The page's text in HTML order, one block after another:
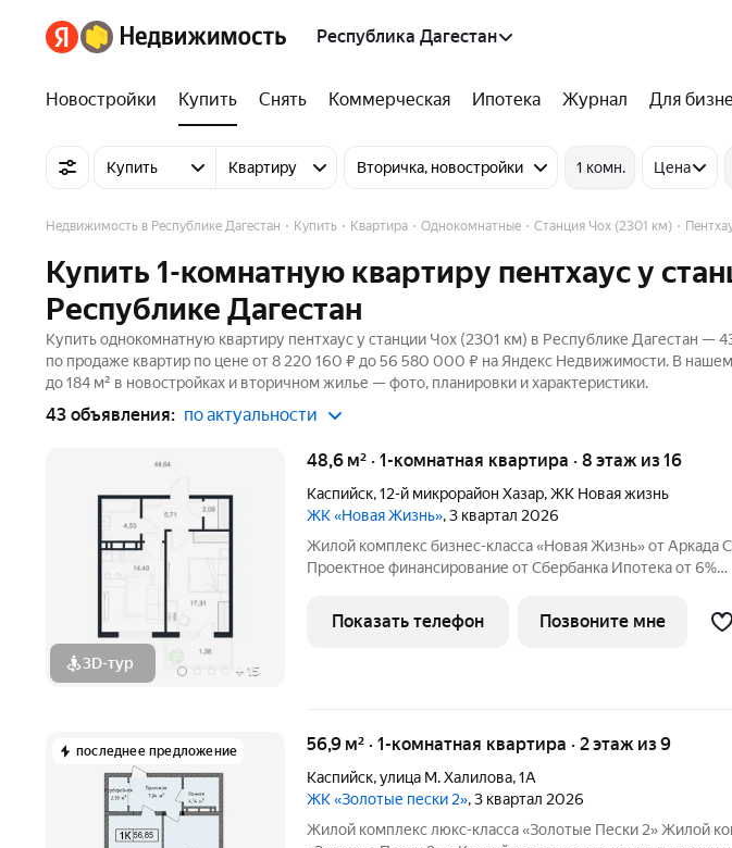
Республика Дагестан
Новостройки Купить Снять Коммерческая Ипотека Журнал Для
Купить Квартиру Вторичка, новостройки 1 комн. Цена
Недвижимость в Республике Дагестан Купить Квартира Однокомнатные Станция Чох (2301 км)
Купить 1-комнатную квартиру пентхаус у
Республике Дагестан
Купить однокомнатную квартиру пентхаус у станции Чох (2301 км) в Республике Дагестан —
по продаже квартир по цене от 8 220 160 ₽ до 56 580 000 ₽ на Яндекс Недвижимости. В
до 184 м² в новостройках и вторичном жилье — фото, планировки и характеристики.
43 объявления: по актуальности
3D-тур + 15
48,6 м² · 1-комнатная квартира · 8 этаж из 16
Каспийск,12-й микрорайон Хазар,ЖК Новая жизнь
ЖК «Новая Жизнь», 3 квартал 2026
Жилой комплекс бизнес-класса «Новая Жизнь» от Аркада
Проектное финансирование от Сбербанка Ипотека от 6%
Мубараха Квартиры с видом на море Пешая доступность к
набережной
Показать телефон Позвоните мне
последнее предложение 56,9 м² · 1-комнатная квартира · 2 этаж из 9
Каспийск,улица М. Халилова,1А
ЖК «Золотые пески 2», 3 квартал 2026
Жилой комплекс люкс-класса «Золотые Пески 2» Жилой